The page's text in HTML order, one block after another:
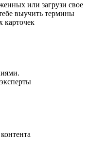
или загрузи свое
выучить термины